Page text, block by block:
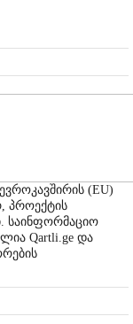
(EU)
პროექტის
საინფორმაციო
Qartli.ge და